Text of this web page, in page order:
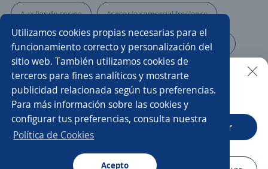
Utilizamos cookies propias necesarias para el
funcionamiento correcto y personalización del
sitio web. También utilizamos cookies de
terceros para fines analíticos y mostrarte
publicidad relacionada según tus preferencias.
Para más información sobre las cookies y
configurar tus preferencias, consulta nuestra
Política de Cookies
Acepto
Auxiliar de cocina Asesor/a comercial freelance
Producción Vendedora preventista Higienista
Asesor/a comercial punto de venta Supernumerario/a
Auxiliar de farmacia Ayudante de servicios generales
Comercial tienda
Auxiliar de enfermería
Buscar es más fácil en la app
CT App Abrir